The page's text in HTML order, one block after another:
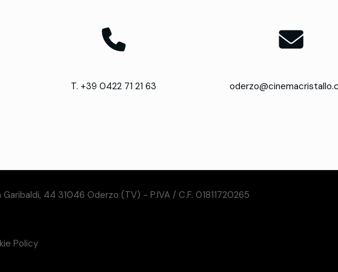
T. +39 0422 71 21 63
44 31046 Oderzo (TV) - P.IVA / C.F. 01811720265
Policy